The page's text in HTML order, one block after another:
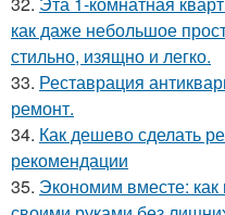
как даже небольшое
стильно, изящно и легко.
33. Реставрация
ремонт.
34. Как дешево сделать
рекомендации
35. Экономим вместе: как